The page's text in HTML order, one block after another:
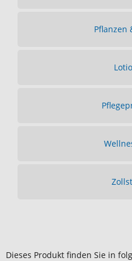
Pflanzen
Dieses Produkt finden Sie in